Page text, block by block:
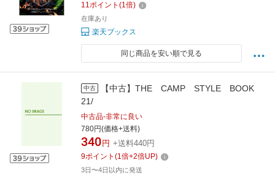
11ポイント (1倍)
在庫あり
楽天ブックス
同じ商品を安い順で見る
中古
【中古】THE CAMP STYLE BOOK
21/
中古品-非常に良い
780円(価格+送料)
340 円 +送料440円
9ポイント (1倍+2倍UP)
3日〜4日以内に発送